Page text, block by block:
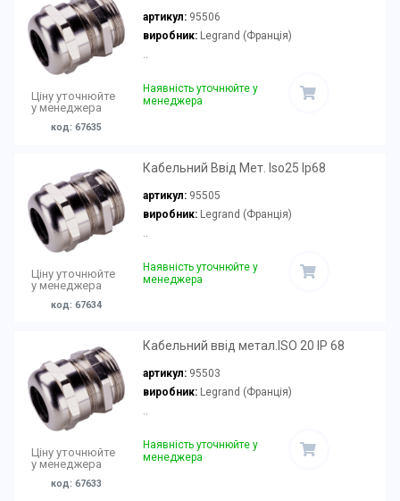
Ціну уточнюйте
у менеджера
код: 67635
артикул: 95506
виробник:Legrand (Франція)
..
Наявність уточнюйте у
менеджера
Ціну уточнюйте
у менеджера
код: 67634
Кабельний Ввід Мет. Iso25 Ip68
артикул: 95505
виробник:Legrand (Франція)
Наявність уточнюйте у
менеджера
Ціну уточнюйте
у менеджера
код: 67633
Кабельний ввід метал.ISO 20 IP 68
артикул: 95503
виробник:Legrand (Франція)
..
Наявність уточнюйте у
менеджера